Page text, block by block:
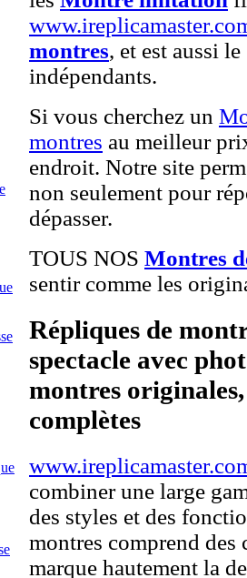
montres, et est aussi
indépendants.
Si vous cherchez un
montres au meilleur
endroit. Notre site
non seulement pour
dépasser.
TOUS NOS Montres
sentir comme les
Répliques de
spectacle avec
montres
complètes
combiner une large
des styles et des
montres comprend des
marque hautement la